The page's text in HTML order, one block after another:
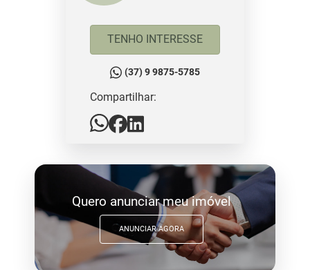
TENHO INTERESSE
(37) 9 9875-5785
Compartilhar:
Quero anunciar meu imóvel
ANUNCIAR AGORA